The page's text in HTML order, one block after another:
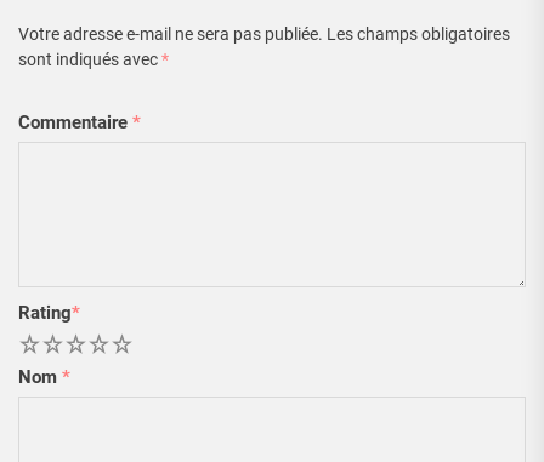
Votre adresse e-mail ne sera pas publiée. Les champs obligatoires
sont indiqués avec*
Commentaire *
Rating*
5
4
3
2
Nom *